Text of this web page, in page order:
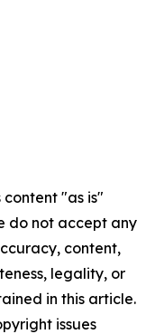
content "as is"
do not accept any
content,
legality, or
in this article.
issues